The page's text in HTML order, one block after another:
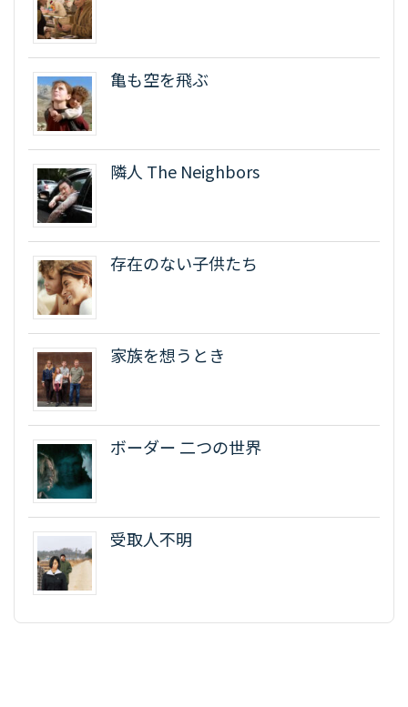
亀も空を飛ぶ
隣人 The Neighbors
存在のない子供たち
家族を想うとき
ボーダー 二つの世界
受取人不明